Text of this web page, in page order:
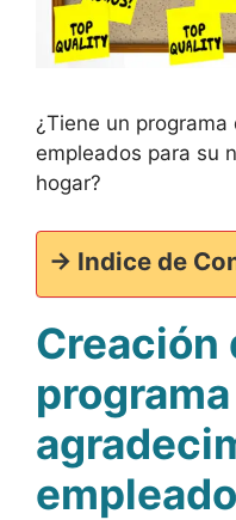
¿Tiene un
empleados para su
hogar?
-> Indice de
Creación